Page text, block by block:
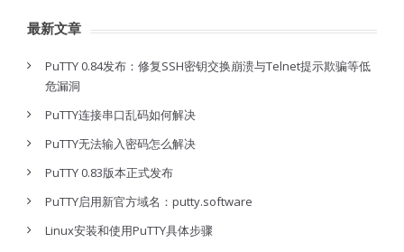
最新文章
PuTTY 0.84发布：修复SSH密钥交换崩溃与Telnet提示欺骗等低
危漏洞
PuTTY连接串口乱码如何解决
PuTTY无法输入密码怎么解决
PuTTY 0.83版本正式发布
PuTTY启用新官方域名：putty.software
Linux安装和使用PuTTY具体步骤